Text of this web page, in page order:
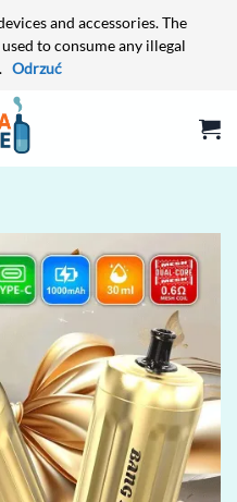
and accessories. The
to consume any illegal
Odrzuć